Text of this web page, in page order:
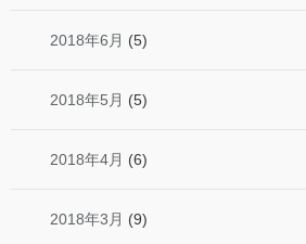
2018年6月 (5)
2018年5月 (5)
2018年4月 (6)
2018年3月 (9)